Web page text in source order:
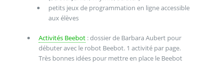
petits jeux de programmation en ligne accessible
aux élèves
Activités Beebot: dossier de Barbara Aubert pour
débuter avec le robot Beebot. 1 activité par page.
Très bonnes idées pour mettre en place le Beebot